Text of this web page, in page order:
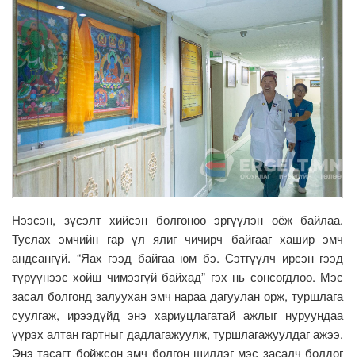
Нээсэн, зүсэлт хийсэн болгоноо эргүүлэн оёж байлаа.
Туслах эмчийн гар үл ялиг чичирч байгааг хашир эмч
андсангүй. “Яах гээд байгаа юм бэ. Сэтгүүлч ирсэн гээд
түрүүнээс хойш чимээгүй байхад” гэх нь сонсогдлоо. Мэс
засал болгонд залуухан эмч нараа дагуулан орж, туршлага
суулгаж, ирээдүйд энэ хариуцлагатай ажлыг нуруундаа
үүрэх алтан гартныг дадлагажуулж, туршлагажуулдаг ажээ.
Энэ тасагт бойжсон эмч болгон шилдэг мэс засалч болдог